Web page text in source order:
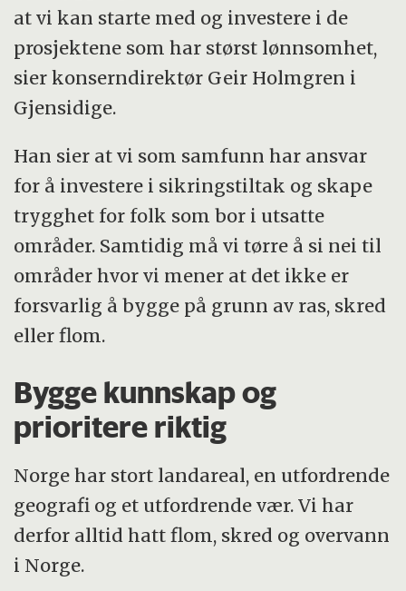
at vi kan starte med og investere i de
prosjektene som har størst lønnsomhet,
sier konserndirektør Geir Holmgren i
Gjensidige.
Han sier at vi som samfunn har ansvar
for å investere i sikringstiltak og skape
trygghet for folk som bor i utsatte
områder. Samtidig må vi tørre å si nei til
områder hvor vi mener at det ikke er
forsvarlig å bygge på grunn av ras, skred
eller flom.
Bygge kunnskap og
prioritere riktig
Norge har stort landareal, en utfordrende
geografi og et utfordrende vær. Vi har
derfor alltid hatt flom, skred og overvann
i Norge.